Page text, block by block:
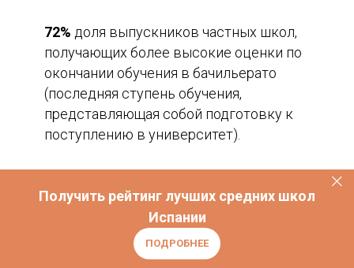
72% доля выпускников частных школ,
получающих более высокие оценки по
окончании обучения в бачильерато
(последняя ступень обучения,
представляющая собой подготовку к
поступлению в университет).
Получить рейтинг лучших средних школ
Испании
ПОДРОБНЕЕ